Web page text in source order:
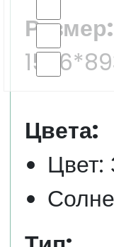
Размер:
Цвета:
Цвет: